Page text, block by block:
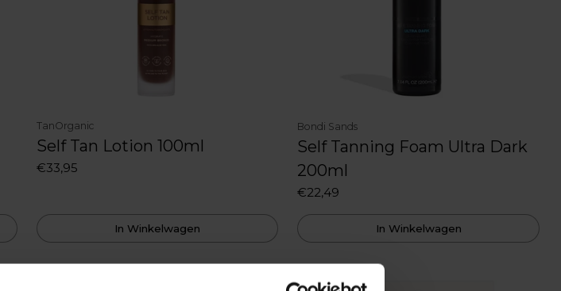
TanOrganic
Self Tan Lotion 100ml
€33,95
In Winkelwagen
Bondi Sands
Self Tanning Foam Ultra Dark
200ml
€22,49
In Winkelwagen